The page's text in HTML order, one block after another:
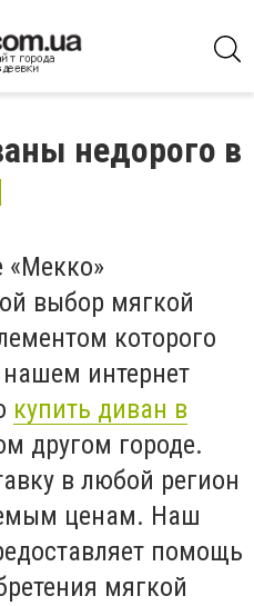
недорого в
«Мекко»
выбор мягкой
которого
интернет
купить диван в
другом городе.
в любой регион
ценам. Наш
помощь
мягкой